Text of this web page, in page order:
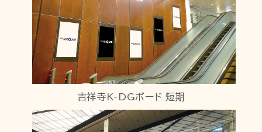
吉祥寺K-DGボード 短期